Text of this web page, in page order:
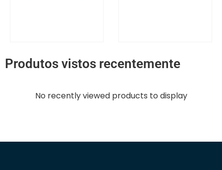
Produtos vistos recentemente
No recently viewed products to display